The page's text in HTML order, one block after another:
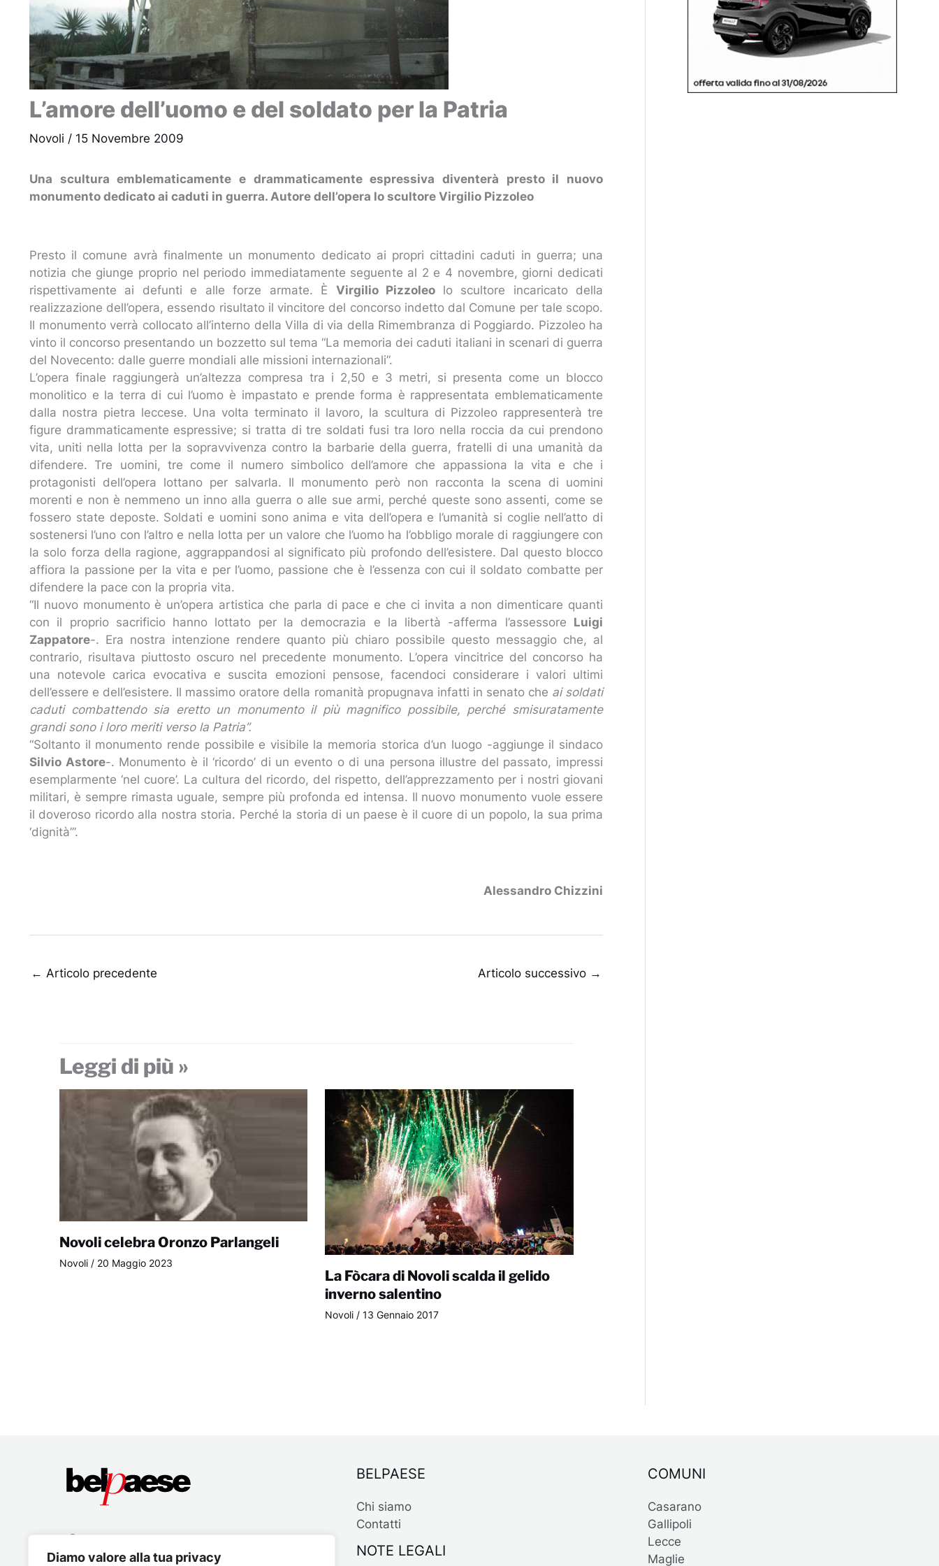
Diamo valore alla tua privacy
L’amore dell’uomo e del soldato per la Patria
Novoli / 15 Novembre 2009
Una scultura emblematicamente e drammaticamente espressiva diventerà presto il nuovo
monumento dedicato ai caduti in guerra. Autore dell’opera lo scultore Virgilio Pizzoleo
Presto il comune avrà finalmente un monumento dedicato ai propri cittadini caduti in guerra; una
notizia che giunge proprio nel periodo immediatamente seguente al 2 e 4 novembre, giorni dedicati
rispettivamente ai defunti e alle forze armate. È Virgilio Pizzoleo lo scultore incaricato della
realizzazione dell’opera, essendo risultato il vincitore del concorso indetto dal Comune per tale scopo.
Il monumento verrà collocato all’interno della Villa di via della Rimembranza di Poggiardo. Pizzoleo ha
vinto il concorso presentando un bozzetto sul tema “La memoria dei caduti italiani in scenari di guerra
del Novecento: dalle guerre mondiali alle missioni internazionali”.
L’opera finale raggiungerà un’altezza compresa tra i 2,50 e 3 metri, si presenta come un blocco
monolitico e la terra di cui l’uomo è impastato e prende forma è rappresentata emblematicamente
dalla nostra pietra leccese. Una volta terminato il lavoro, la scultura di Pizzoleo rappresenterà tre
figure drammaticamente espressive; si tratta di tre soldati fusi tra loro nella roccia da cui prendono
vita, uniti nella lotta per la sopravvivenza contro la barbarie della guerra, fratelli di una umanità da
difendere. Tre uomini, tre come il numero simbolico dell’amore che appassiona la vita e che i
protagonisti dell’opera lottano per salvarla. Il monumento però non racconta la scena di uomini
morenti e non è nemmeno un inno alla guerra o alle sue armi, perché queste sono assenti, come se
fossero state deposte. Soldati e uomini sono anima e vita dell’opera e l’umanità si coglie nell’atto di
sostenersi l’uno con l’altro e nella lotta per un valore che l’uomo ha l’obbligo morale di raggiungere con
la solo forza della ragione, aggrappandosi al significato più profondo dell’esistere. Dal questo blocco
affiora la passione per la vita e per l’uomo, passione che è l’essenza con cui il soldato combatte per
difendere la pace con la propria vita.
“Il nuovo monumento è un’opera artistica che parla di pace e che ci invita a non dimenticare quanti
con il proprio sacrificio hanno lottato per la democrazia e la libertà -afferma l’assessore Luigi
Zappatore-. Era nostra intenzione rendere quanto più chiaro possibile questo messaggio che, al
contrario, risultava piuttosto oscuro nel precedente monumento. L’opera vincitrice del concorso ha
una notevole carica evocativa e suscita emozioni pensose, facendoci considerare i valori ultimi
dell’essere e dell’esistere. Il massimo oratore della romanità propugnava infatti in senato che ai soldati
caduti combattendo sia eretto un monumento il più magnifico possibile, perché smisuratamente
grandi sono i loro meriti verso la Patria”.
“Soltanto il monumento rende possibile e visibile la memoria storica d’un luogo -aggiunge il sindaco
Silvio Astore-. Monumento è il ‘ricordo’ di un evento o di una persona illustre del passato, impressi
esemplarmente ‘nel cuore’. La cultura del ricordo, del rispetto, dell’apprezzamento per i nostri giovani
militari, è sempre rimasta uguale, sempre più profonda ed intensa. Il nuovo monumento vuole essere
il doveroso ricordo alla nostra storia. Perché la storia di un paese è il cuore di un popolo, la sua prima
‘dignità’”.
Alessandro Chizzini
← Articolo precedente Articolo successivo →
Leggi di più »
Novoli celebra Oronzo Parlangeli
Novoli/ 20 Maggio 2023
La Fòcara di Novoli scalda il gelido
inverno salentino
Novoli / 13 Gennaio 2017
BELPAESE
Chi siamo
Contatti
NOTE LEGALI
COMUNI
Casarano
Gallipoli
Lecce
Maglie